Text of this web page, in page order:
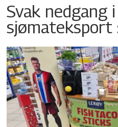
Svak nedgang
sjømateksport